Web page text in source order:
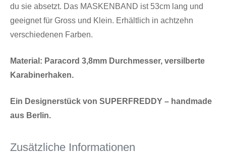
du sie absetzt. Das MASKENBAND ist 53cm lang und
geeignet für Gross und Klein. Erhältlich in achtzehn
verschiedenen Farben.
Material: Paracord 3,8mm Durchmesser, versilberte
Karabinerhaken.
Ein Designerstück von SUPERFREDDY – handmade
aus Berlin.
Zusätzliche Informationen